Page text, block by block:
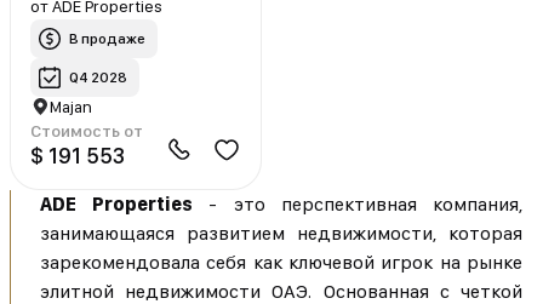
отADE Properties
В продаже
Q4 2028
Majan
Стоимость от
$ 191 553
ADE Properties - это перспективная компания,
занимающаяся развитием недвижимости, которая
зарекомендовала себя как ключевой игрок на рынке
элитной недвижимости ОАЭ. Основанная с четкой